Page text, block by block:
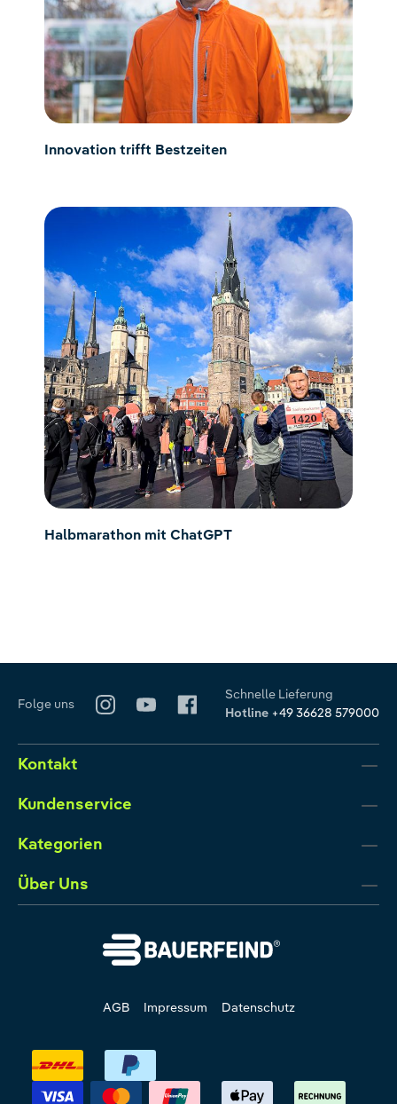
Innovation trifft Bestzeiten
Halbmarathon mit ChatGPT
Folge uns
Schnelle Lieferung
Hotline +49 36628 579000
Kontakt
Kundenservice
Kategorien
Über Uns
AGB Impressum Datenschutz